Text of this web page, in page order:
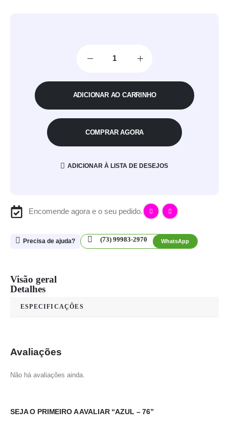
ADICIONAR AO CARRINHO
COMPRAR AGORA
ADICIONAR À LISTA DE DESEJOS
Encomende agora e o seu pedido.
Precisa de ajuda? (73) 99983-2970 WhatsApp
Visão geral
Detalhes
ESPECIFICAÇÕES
Avaliações
Não há avaliações ainda.
SEJA O PRIMEIRO A AVALIAR “AZUL – 76”